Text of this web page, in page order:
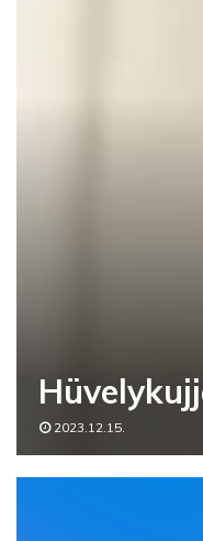
2023.12.15.